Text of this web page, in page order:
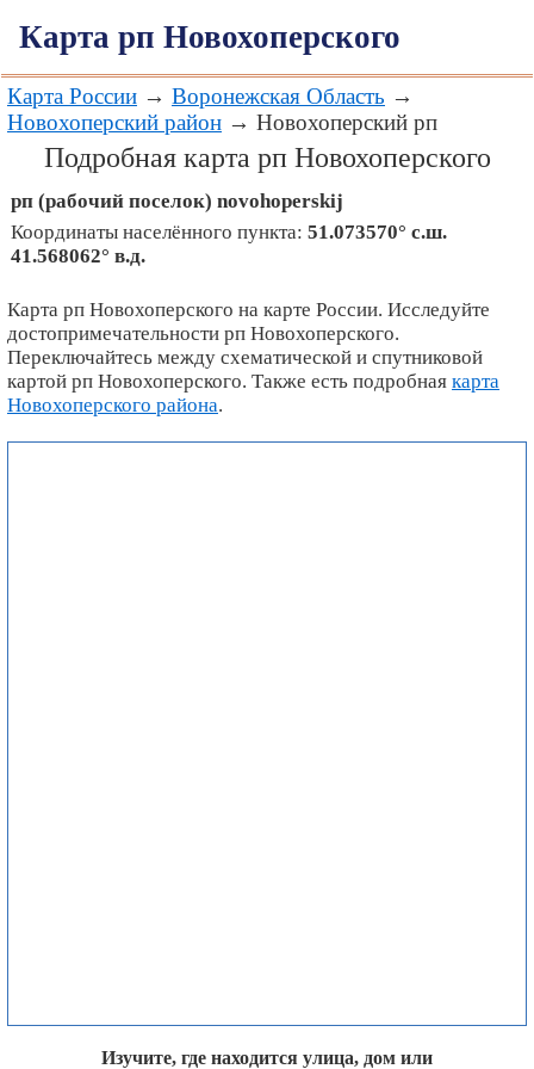
Карта рп Новохоперского
Карта России → Воронежская Область →
Новохоперский район → Новохоперский рп
Подробная карта рп Новохоперского
рп (рабочий поселок) novohoperskij
Координаты населённого пункта: 51.073570° с.ш.
41.568062° в.д.
Карта рп Новохоперского на карте России. Исследуйте
достопримечательности рп Новохоперского.
Переключайтесь между схематической и спутниковой
картой рп Новохоперского. Также есть подробная карта
Новохоперского района.
Изучите, где находится улица, дом или